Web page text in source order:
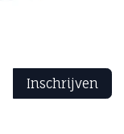
Inschrijven